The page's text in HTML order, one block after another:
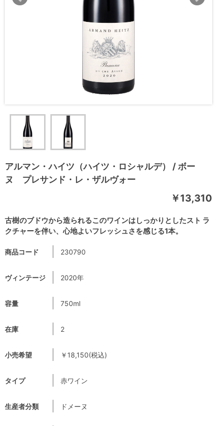
アルマン・ハイツ（ハイツ・ロシャルデ） / ボー
ヌ プレサンド・レ・ザルヴォー
古樹のブドウから造られるこのワインはしっかりとしたスト ラ
クチャーを伴い、心地よいフレッシュさを感じる1本。
￥13,310
商品コード 230790
ヴィンテージ 2020年
容量 750ml
在庫 2
小売希望 ￥18,150(税込)
タイプ 赤ワイン
生産者分類 ドメーヌ